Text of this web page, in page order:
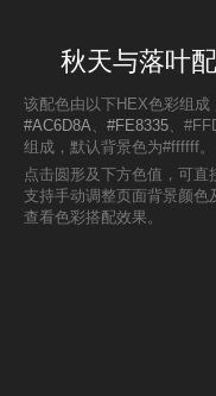
秋天与落叶
该配色由以下HEX色彩组成
#AC6D8A、 #FE8335、
组成，默认背景色为#ffffff。
点击圆形及下方色值，可直
支持手动调整页面背景颜色
查看色彩搭配效果。